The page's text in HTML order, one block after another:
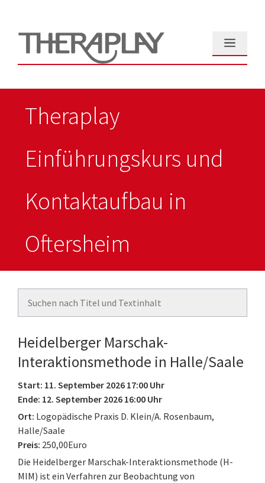
springen
Menü
Theraplay
Einführungskurs und
Kontaktaufbau in
Oftersheim
Heidelberger Marschak-
Interaktionsmethode in Halle/Saale
Start: 11. September 2026 17:00 Uhr
Ende: 12. September 2026 16:00 Uhr
Ort: Logopädische Praxis D. Klein/A. Rosenbaum,
Halle/Saale
Preis: 250,00Euro
Die Heidelberger Marschak-Interaktionsmethode (H-
MIM) ist ein Verfahren zur Beobachtung von